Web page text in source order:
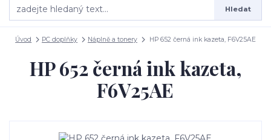
Hledat
Úvod PC doplňky Náplně a tonery HP 652 černá ink kazeta, F6V25AE
HP 652 černá ink kazeta,
F6V25AE